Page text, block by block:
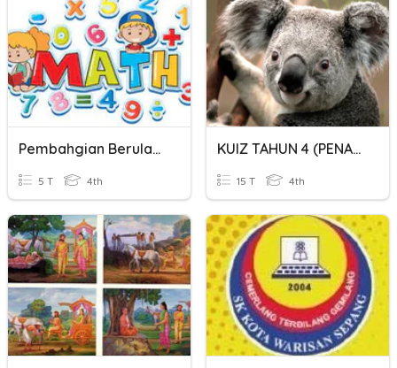
Pembahgian Berulang
5 T 4th
KUIZ TAHUN 4 (PENAMBAHAN MASA)
15 T 4th